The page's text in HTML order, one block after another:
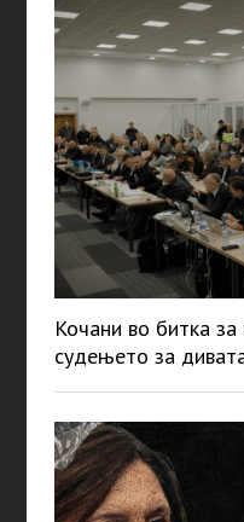
Кочани во битка за
судењето за